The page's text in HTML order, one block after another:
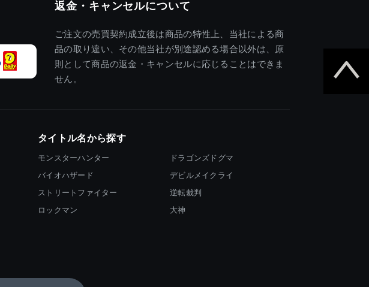
返金・キャンセルについて
ご注文の売買契約成立後は商品の特性上、当社による商
品の取り違い、その他当社が別途認める場合以外は、原
則として商品の返金・キャンセルに応じることはできま
せん。
タイトル名から探す
モンスターハンター
バイオハザード
ストリートファイター
ロックマン
ドラゴンズドグマ
デビルメイクライ
逆転裁判
大神